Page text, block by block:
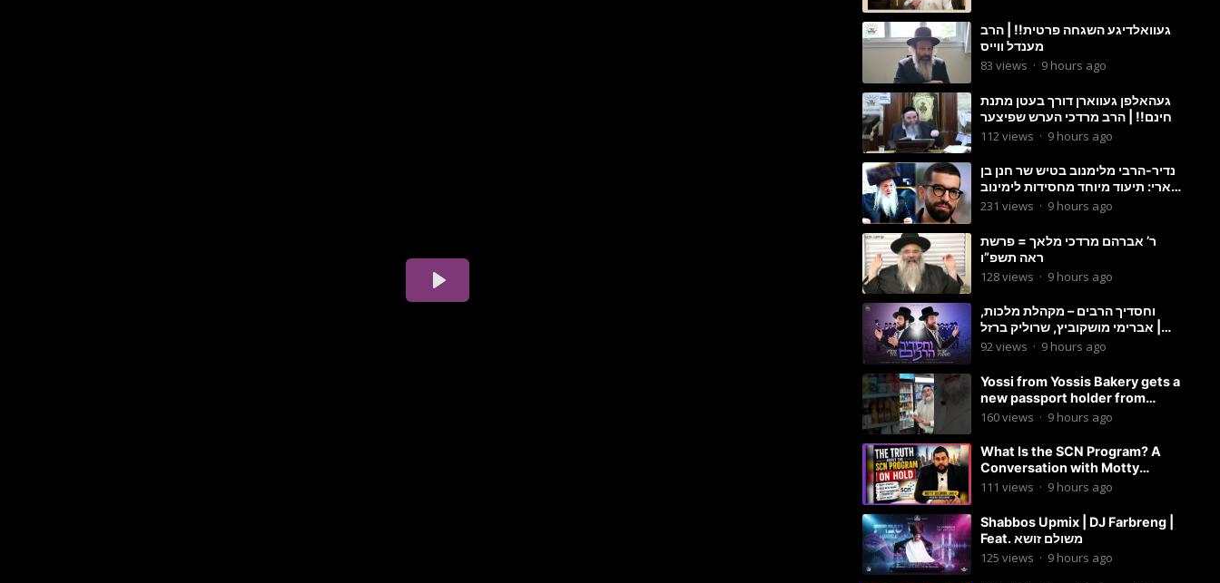
געוואלדיגע השגחה פרטית!! | הרב
מענדל ווייס
83 views · 9 hours ago
געהאלפן געווארן דורך בעטן מתנת
חינם!! | הרב מרדכי הערש שפיצער
112views · 9 hours ago
נדיר-הרבי מלימנוב בטיש שר חנן בן
ארי: תיעוד מיוחד מחסידות לימינוב
שרים את השיר “השיבנו”
231 views · 9 hours ago
ר’ אברהם מרדכי מלאך = פרשת
ראה תשפ”ו
128views · 9 hours ago
וחסדיך הרבים – מקהלת מלכות,
אברימי מושקוביץ, שרוליק ברזל |
Malchus Choir
92views · 9 hours ago
Yossi from Yossis Bakery gets a
new passport holder from
Globekeeper.co
160views · 9 hours ago
What Is the SCN Program? A
Conversation with Motty
Solomon
111 views · 9 hours ago
Shabbos Upmix | DJ Farbreng |
Feat. משולם זושא
125 views · 9 hours ago